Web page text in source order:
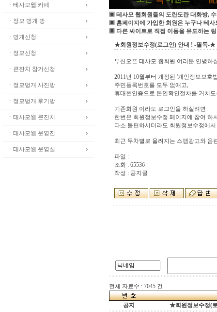
ㆍ테사모웹 카페
ㆍ정모 벙개 방
ㆍ벙개신청
ㆍ정모신청
ㆍ큰잔치 참가신청
ㆍ정모벙개 사진방
ㆍ정모벙개 후기방
ㆍ테사모웹 큰잔치
ㆍ테사모웹 운영진
ㆍ테사모웹 운영실
▣ 테사모 웹회원들의 도란도란 대화방,
▣ 홈페이지에 가입한 회원은 누구나 테사
▣ 다른 싸이트로 직접 이동을 유도하는
★회원정보수정(로그인) 안내 ! -필독-★
부산오픈 테사모 웹회원 여러분 안녕하
2011년 10월부터 개정된 '개인정보보호
주민등록번호를 모두 없애고,
휴대폰인증으로 본인확인절차를 거치
기존회원 이라도 로그인을 하실려면
한번은 회원정보수정 페이지에 참여 하
다소 불편하시더라도 회원정보수정에
최근 무차별로 올려지는 스팸광고와 음
파일 :
조회 : 65536
작성 : 공지글
전체 자료수 : 7045 건
공지
★회원정보수정(